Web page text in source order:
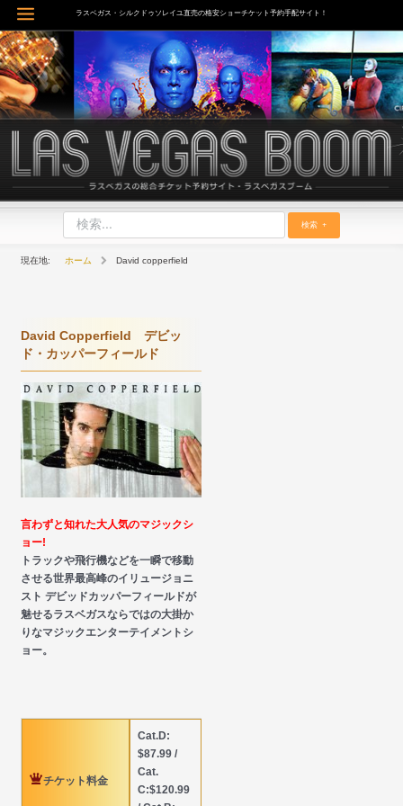
を
ス
キ
ッ
プ
Main
Menu
ラスベガス・シルクドゥソレイユ直売の格安ショーチケット予約手配サイト！
検索
ホーム David copperfield
David Copperfield デビッ
ド・カッパーフィールド
言わずと知れた大人気のマジックシ
ョー!
トラックや飛行機などを一瞬で移動
させる世界最高峰のイリュージョニ
スト デビッドカッパーフィールドが
魅せるラスベガスならではの大掛か
りなマジックエンターテイメントシ
ョー。
チケット料金
Cat.D:
$87.99 /
Cat.
C:$120.99